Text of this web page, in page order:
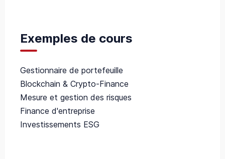
Exemples de cours
Gestionnaire de portefeuille
Blockchain & Crypto-Finance
Mesure et gestion des risques
Finance d'entreprise
Investissements ESG